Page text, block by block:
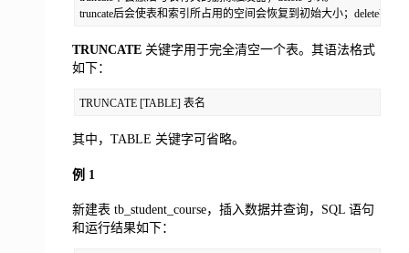
truncate后会使表和索引所占用的空间会恢复到初始大小；delete操
TRUNCATE关键字用于完全清空一个表。其语法格式
如下：
TRUNCATE [TABLE] 表名
其中，TABLE 关键字可省略。
例 1
新建表 tb_student_course，插入数据并查询，SQL 语句
和运行结果如下：